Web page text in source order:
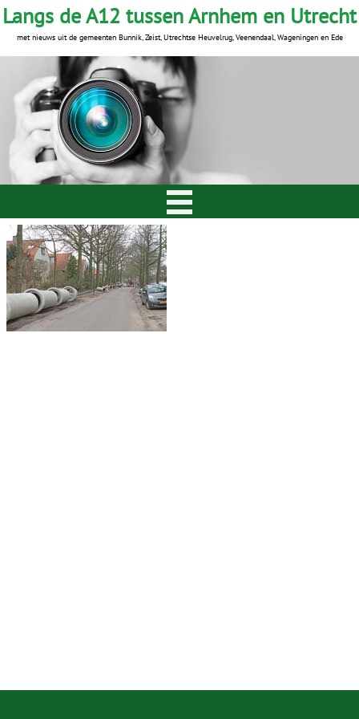
Langs de A12 tussen Arnhem en Utrecht
met nieuws uit de gemeenten Bunnik, Zeist, Utrechtse Heuvelrug, Veenendaal, Wageningen en Ede